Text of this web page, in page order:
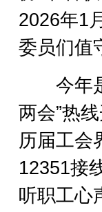
2026年1
委员们值
今年是
两会”热
历届工会
12351接
听职工心